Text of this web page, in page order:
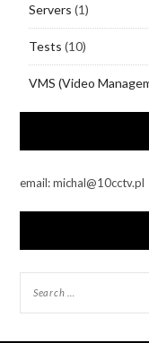
Servers (1)
Tests (10)
VMS (Video
email: michal@10cctv.pl